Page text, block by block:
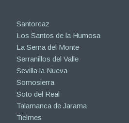
Santorcaz
Los Santos de la Humosa
La Serna del Monte
Serranillos del Valle
Sevilla la Nueva
Somosierra
Soto del Real
Talamanca de Jarama
Tielmes